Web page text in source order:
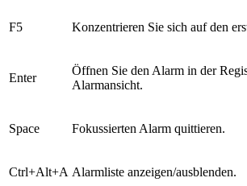
F5 Konzentrieren Sie sich auf den
Enter
Öffnen Sie den Alarm in der
Alarmansicht.
Space Fokussierten Alarm quittieren.
Ctrl+Alt+A Alarmliste anzeigen/ausblenden.